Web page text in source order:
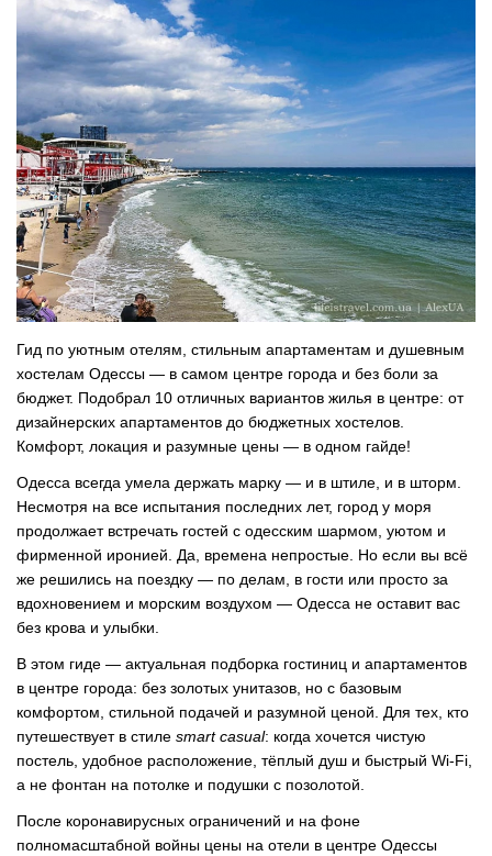
Гид по уютным отелям, стильным апартаментам и душевным
хостелам Одессы — в самом центре города и без боли за
бюджет. Подобрал 10 отличных вариантов жилья в центре: от
дизайнерских апартаментов до бюджетных хостелов.
Комфорт, локация и разумные цены — в одном гайде!
Одесса всегда умела держать марку — и в штиле, и в шторм.
Несмотря на все испытания последних лет, город у моря
продолжает встречать гостей с одесским шармом, уютом и
фирменной иронией. Да, времена непростые. Но если вы всё
же решились на поездку — по делам, в гости или просто за
вдохновением и морским воздухом — Одесса не оставит вас
без крова и улыбки.
В этом гиде — актуальная подборка гостиниц и апартаментов
в центре города: без золотых унитазов, но с базовым
комфортом, стильной подачей и разумной ценой. Для тех, кто
путешествует в стиле smart casual: когда хочется чистую
постель, удобное расположение, тёплый душ и быстрый Wi-Fi,
а не фонтан на потолке и подушки с позолотой.
После коронавирусных ограничений и на фоне
полномасштабной войны цены на отели в центре Одессы